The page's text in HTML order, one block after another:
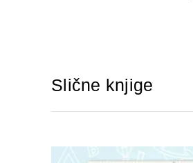
Slične knjige